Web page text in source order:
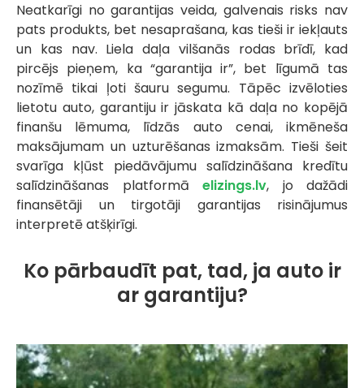
Neatkarīgi no garantijas veida, galvenais risks nav
pats produkts, bet nesaprašana, kas tieši ir iekļauts
un kas nav. Liela daļa vilšanās rodas brīdī, kad
pircējs pieņem, ka “garantija ir”, bet līgumā tas
nozīmē tikai ļoti šauru segumu. Tāpēc izvēloties
lietotu auto, garantiju ir jāskata kā daļa no kopējā
finanšu lēmuma, līdzās auto cenai, ikmēneša
maksājumam un uzturēšanas izmaksām. Tieši šeit
svarīga kļūst piedāvājumu salīdzināšana kredītu
salīdzināšanas platformā elizings.lv, jo dažādi
finansētāji un tirgotāji garantijas risinājumus
interpretē atšķirīgi.
Ko pārbaudīt pat, tad, ja auto ir
ar garantiju?